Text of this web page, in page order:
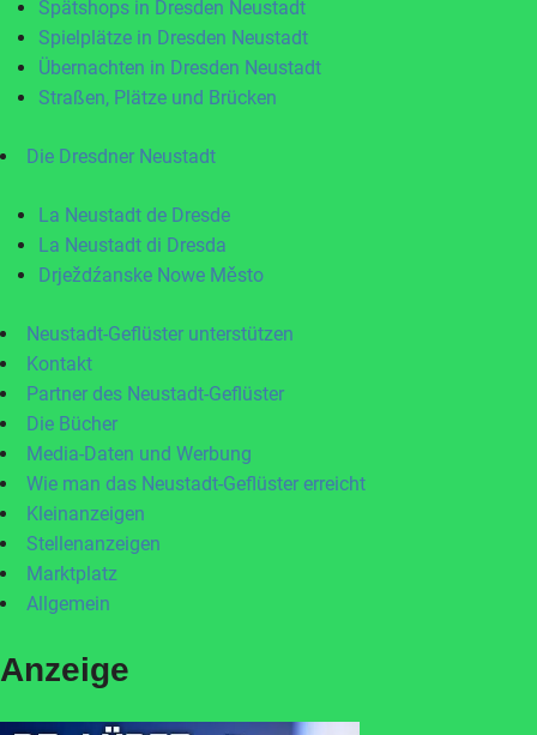
Spätshops in Dresden Neustadt
Spielplätze in Dresden Neustadt
Übernachten in Dresden Neustadt
Straßen, Plätze und Brücken
Die Dresdner Neustadt
La Neustadt de Dresde
La Neustadt di Dresda
Drježdźanske Nowe Město
Neustadt-Geflüster unterstützen
Kontakt
Partner des Neustadt-Geflüster
Die Bücher
Media-Daten und Werbung
Wie man das Neustadt-Geflüster erreicht
Kleinanzeigen
Stellenanzeigen
Marktplatz
Allgemein
Anzeige